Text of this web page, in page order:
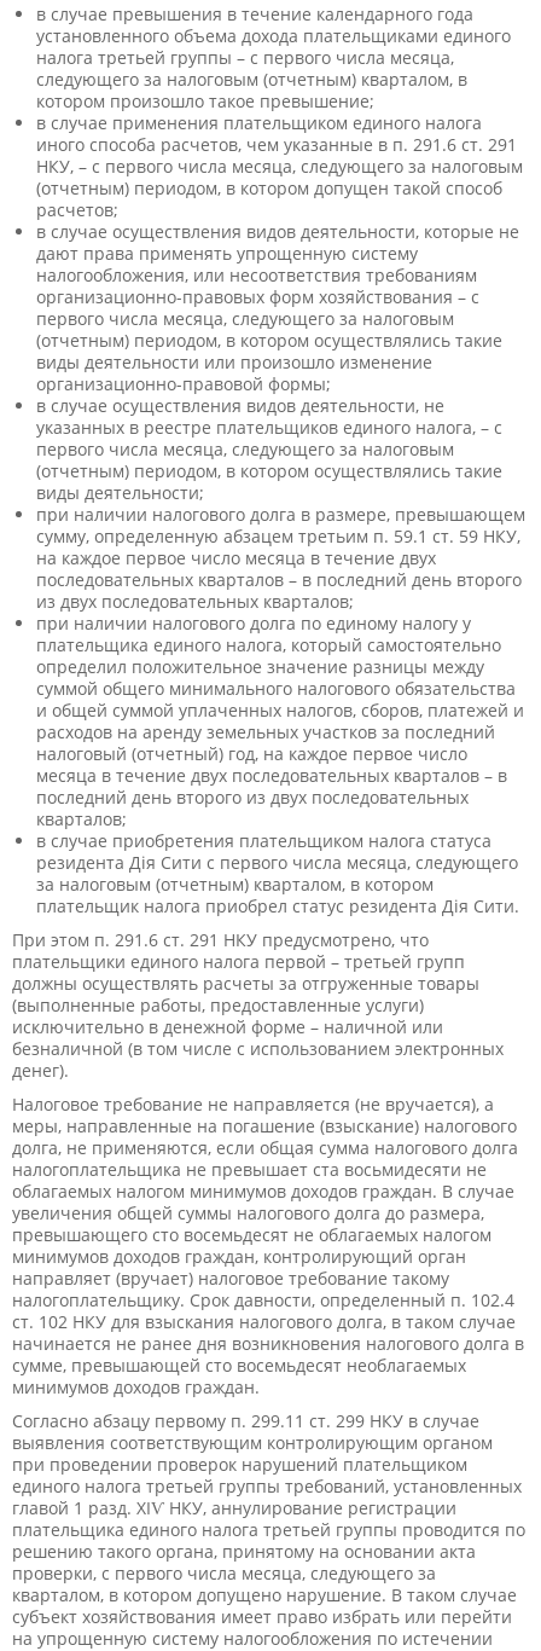
в случае превышения в течение календарного года
установленного объема дохода плательщиками единого
налога третьей группы – с первого числа месяца,
следующего за налоговым (отчетным) кварталом, в
котором произошло такое превышение;
в случае применения плательщиком единого налога
иного способа расчетов, чем указанные в п. 291.6 ст. 291
НКУ, – с первого числа месяца, следующего за налоговым
(отчетным) периодом, в котором допущен такой способ
расчетов;
в случае осуществления видов деятельности, которые не
дают права применять упрощенную систему
налогообложения, или несоответствия требованиям
организационно-правовых форм хозяйствования – с
первого числа месяца, следующего за налоговым
(отчетным) периодом, в котором осуществлялись такие
виды деятельности или произошло изменение
организационно-правовой формы;
в случае осуществления видов деятельности, не
указанных в реестре плательщиков единого налога, – с
первого числа месяца, следующего за налоговым
(отчетным) периодом, в котором осуществлялись такие
виды деятельности;
при наличии налогового долга в размере, превышающем
сумму, определенную абзацем третьим п. 59.1 ст. 59 НКУ,
на каждое первое число месяца в течение двух
последовательных кварталов – в последний день второго
из двух последовательных кварталов;
при наличии налогового долга по единому налогу у
плательщика единого налога, который самостоятельно
определил положительное значение разницы между
суммой общего минимального налогового обязательства
и общей суммой уплаченных налогов, сборов, платежей и
расходов на аренду земельных участков за последний
налоговый (отчетный) год, на каждое первое число
месяца в течение двух последовательных кварталов – в
последний день второго из двух последовательных
кварталов;
в случае приобретения плательщиком налога статуса
резидента Дія Сити с первого числа месяца, следующего
за налоговым (отчетным) кварталом, в котором
плательщик налога приобрел статус резидента Дія Сити.
При этом п. 291.6 ст. 291 НКУ предусмотрено, что
плательщики единого налога первой – третьей групп
должны осуществлять расчеты за отгруженные товары
(выполненные работы, предоставленные услуги)
исключительно в денежной форме – наличной или
безналичной (в том числе с использованием электронных
денег).
Налоговое требование не направляется (не вручается), а
меры, направленные на погашение (взыскание) налогового
долга, не применяются, если общая сумма налогового долга
налогоплательщика не превышает ста восьмидесяти не
облагаемых налогом минимумов доходов граждан. В случае
увеличения общей суммы налогового долга до размера,
превышающего сто восемьдесят не облагаемых налогом
минимумов доходов граждан, контролирующий орган
направляет (вручает) налоговое требование такому
налогоплательщику. Срок давности, определенный п. 102.4
ст. 102 НКУ для взыскания налогового долга, в таком случае
начинается не ранее дня возникновения налогового долга в
сумме, превышающей сто восемьдесят необлагаемых
минимумов доходов граждан.
Согласно абзацу первому п. 299.11 ст. 299 НКУ в случае
выявления соответствующим контролирующим органом
при проведении проверок нарушений плательщиком
единого налога третьей группы требований, установленных
главой 1 разд. ХІѴ НКУ, аннулирование регистрации
плательщика единого налога третьей группы проводится по
решению такого органа, принятому на основании акта
проверки, с первого числа месяца, следующего за
кварталом, в котором допущено нарушение. В таком случае
субъект хозяйствования имеет право избрать или перейти
на упрощенную систему налогообложения по истечении